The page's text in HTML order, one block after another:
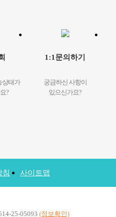
상태가
?
1:1문의하기
궁금하신 사항이
있으신가요?
침 사이트맵
25-05093 (정보확인)